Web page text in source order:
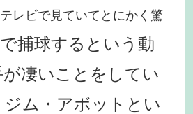
テレビで見ていてとにかく驚
捕球するという動
凄いことをしてい
ジム・アボットとい